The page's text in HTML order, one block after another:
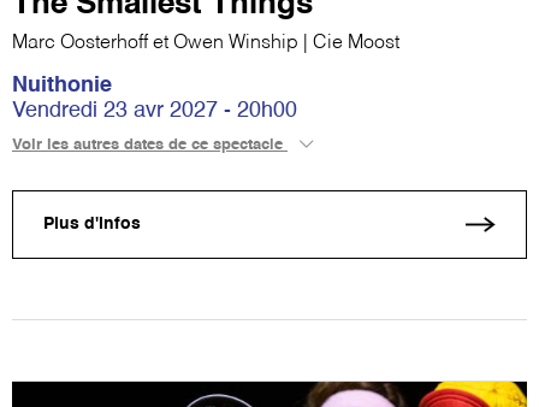
Marc Oosterhoff et Owen Winship | Cie Moost
Nuithonie
Vendredi 23 avr 2027 - 20h00
Voir les autres dates de ce spectacle
Plus d'infos